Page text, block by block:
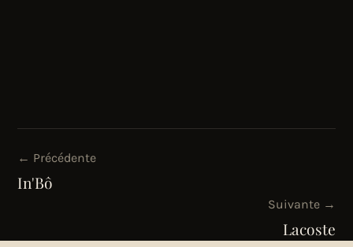
← Précédente
In'Bô
Suivante →
Lacoste